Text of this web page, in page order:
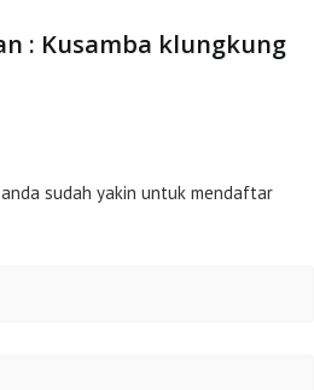
: Kusamba klungkung
sudah yakin untuk mendaftar